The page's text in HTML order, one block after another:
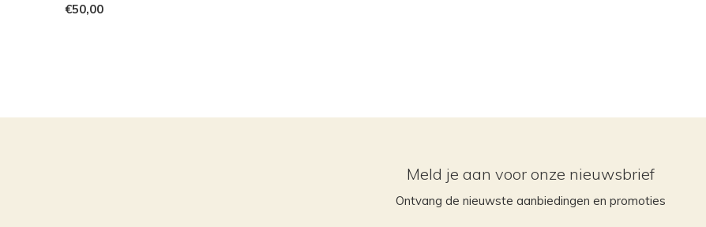
€50,00
Meld je aan voor onze nieuwsbrief
Ontvang de nieuwste aanbiedingen en promoties